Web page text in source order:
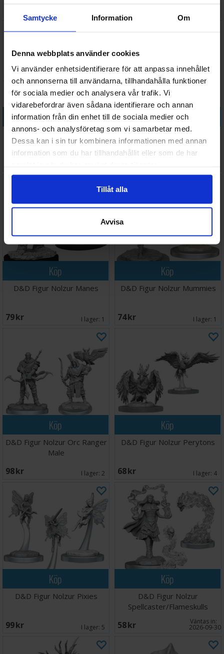
Samtycke Information Om
Denna webbplats använder cookies
Vi använder enhetsidentifierare för att anpassa innehållet
och annonserna till användarna, tillhandahålla funktioner
för sociala medier och analysera vår trafik. Vi
vidarebefordrar även sådana identifierare och annan
information från din enhet till de sociala medier och
annons- och analysföretag som vi samarbetar med.
Dessa kan i sin tur kombinera informationen med annan
information som du har tillhandahållit eller som de har
Tillåt alla
Avvisa
Köp
D&D Figur Nolzur Kalashtar
Cleric Female
Köp
D&D Figur Nolzur Lizardfolk
Render
Köp
D&D Figur Nolzur Manes
79 SEK I lager: 1
Köp
D&D Figur Nolzur Mummies
74 SEK I lager: 1
Köp
D&D Figur Nolzur Orc Ranger
Male
98 SEK I lager: 2
Köp
D&D Figur Nolzur Perytons
68 SEK I lager: 4
Köp
D&D Figur Nolzur Pixies
99 SEK I lager: 5
Köp
D&D Figur Nolzur
Spellcaster/Flameskulls
58 SEK Väntas in:
2026-09-30